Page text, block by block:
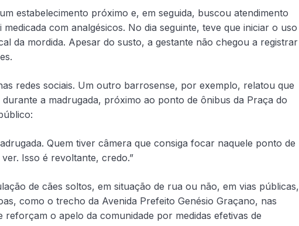
estabelecimento próximo e, em seguida, buscou atendimento
com analgésicos. No dia seguinte, teve que iniciar o uso
da mordida. Apesar do susto, a gestante não chegou a registrar
redes sociais. Um outro barrosense, por exemplo, relatou que
a madrugada, próximo ao ponto de ônibus da Praça do
Quem tiver câmera que consiga focar naquele ponto de
Isso é revoltante, credo.”
de cães soltos, em situação de rua ou não, em vias públicas,
como o trecho da Avenida Prefeito Genésio Graçano, nas
o apelo da comunidade por medidas efetivas de